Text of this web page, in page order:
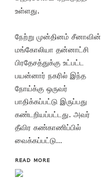
உள்ளது.
நேற்று முன்தினம் சீனாவின்
மங்கோலியா தன்னாட்சி
பிரதேசத்துக்கு உட்பட்ட
பயன்னார் நகரில் இந்த
நோய்க்கு ஒருவர்
பாதிக்கப்பட்டு இருப்பது
கண்டறியப்பட்டது. அவர்
தீவிர கண்காணிப்பில்
வைக்கப்பட்டு…
READ MORE